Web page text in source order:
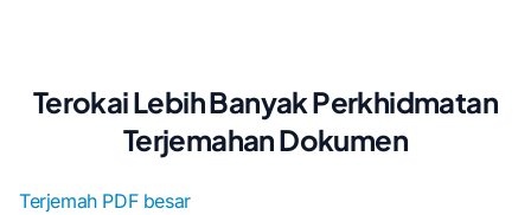
Terokai Lebih Banyak Perkhidmatan
Terjemahan Dokumen
Terjemah PDF besar